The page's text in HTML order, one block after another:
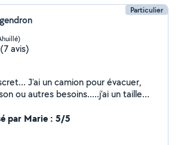
Particulier
(7 avis)
J'ai un camion pour évacuer,
ou autres besoins.....j'ai un taille
par Marie : 5/5